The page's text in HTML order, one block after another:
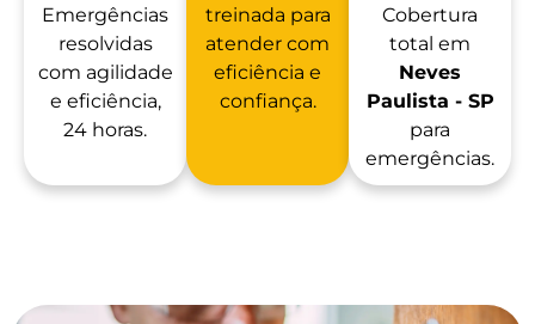
Emergências
resolvidas
com agilidade
e eficiência,
24 horas.
treinada para
atender com
eficiência e
confiança.
Cobertura
total em
Neves
Paulista - SP
para
emergências.